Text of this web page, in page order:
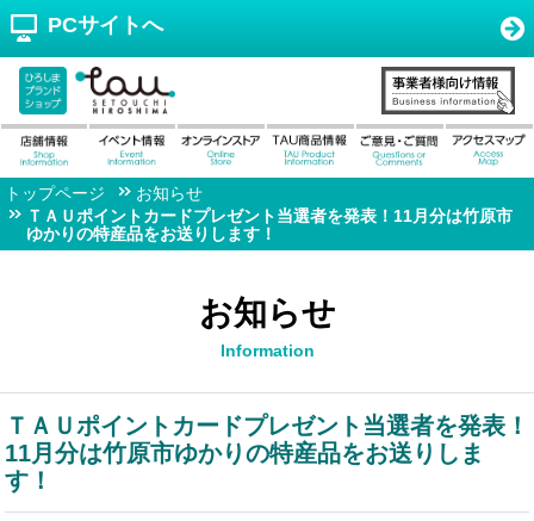
PCサイトへ
トップページ
お知らせ
ＴＡＵポイントカードプレゼント当選者を発表！11月分は竹原市
ゆかりの特産品をお送りします！
お知らせ
Information
ＴＡＵポイントカードプレゼント当選者を発表！
11月分は竹原市ゆかりの特産品をお送りしま
す！